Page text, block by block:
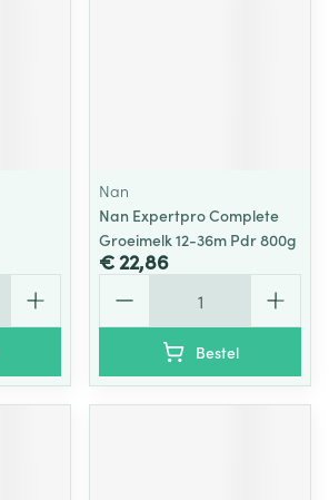
Nan
Nan Expertpro Complete
Groeimelk 12-36m Pdr 800g
€ 22,86
Bestel